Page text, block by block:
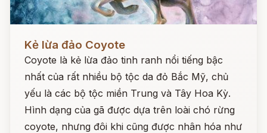
Kẻ lừa đảo Coyote
Coyote là kẻ lừa đảo tinh ranh nổi tiếng bậc
nhất của rất nhiều bộ tộc da đỏ Bắc Mỹ, chủ
yếu là các bộ tộc miền Trung và Tây Hoa Kỳ.
Hình dạng của gã được dựa trên loài chó rừng
coyote, nhưng đôi khi cũng được nhân hóa như